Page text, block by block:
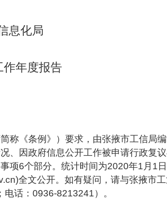
息化局
作年度报告
称《条例》）要求，由张掖市工信局
、因政府信息公开工作被申请行政复
项6个部分。统计时间为2020年1月1
全文公开。如有疑问，请与张掖市
话：0936-8213241）。